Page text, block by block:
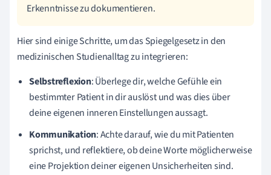
Erkenntnisse zu dokumentieren.
Hier sind einige Schritte, um das Spiegelgesetz in den
medizinischen Studienalltag zu integrieren:
Selbstreflexion: Überlege dir, welche Gefühle ein
bestimmter Patient in dir auslöst und was dies über
deine eigenen inneren Einstellungen aussagt.
Kommunikation: Achte darauf, wie du mit Patienten
sprichst, und reflektiere, ob deine Worte möglicherweise
eine Projektion deiner eigenen Unsicherheiten sind.